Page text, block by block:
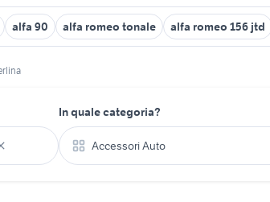
alfa 90 alfa romeo tonale alfa romeo 156 jtd
In quale categoria?
Accessori Auto